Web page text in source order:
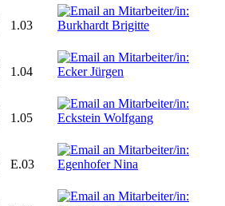
1.03
1.04
1.05
E.03